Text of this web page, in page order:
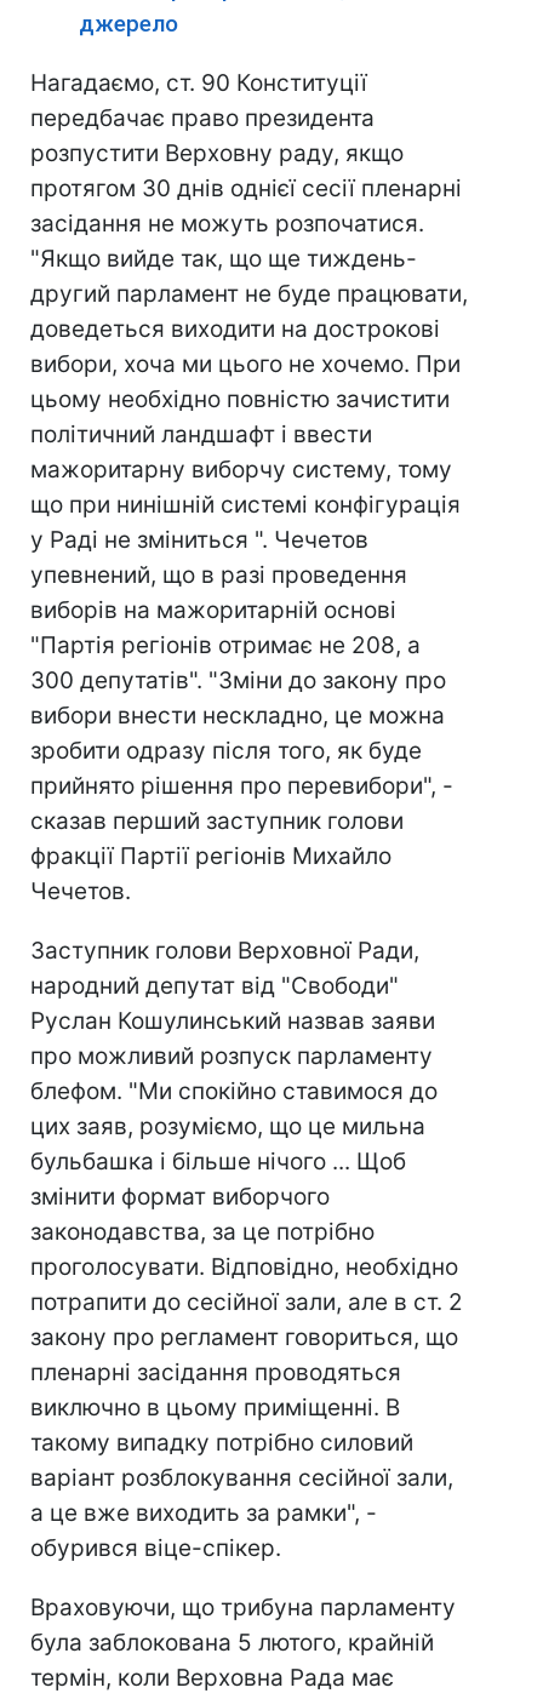
джерело
Нагадаємо, ст. 90 Конституції
передбачає право президента
розпустити Верховну раду, якщо
протягом 30 днів однієї сесії пленарні
засідання не можуть розпочатися.
"Якщо вийде так, що ще тиждень-
другий парламент не буде працювати,
доведеться виходити на дострокові
вибори, хоча ми цього не хочемо. При
цьому необхідно повністю зачистити
політичний ландшафт і ввести
мажоритарну виборчу систему, тому
що при нинішній системі конфігурація
у Раді не зміниться ". Чечетов
упевнений, що в разі проведення
виборів на мажоритарній основі
"Партія регіонів отримає не 208, а
300 депутатів". "Зміни до закону про
вибори внести нескладно, це можна
зробити одразу після того, як буде
прийнято рішення про перевибори", -
сказав перший заступник голови
фракції Партії регіонів Михайло
Чечетов.
Заступник голови Верховної Ради,
народний депутат від "Свободи"
Руслан Кошулинський назвав заяви
про можливий розпуск парламенту
блефом. "Ми спокійно ставимося до
цих заяв, розуміємо, що це мильна
бульбашка і більше нічого ... Щоб
змінити формат виборчого
законодавства, за це потрібно
проголосувати. Відповідно, необхідно
потрапити до сесійної зали, але в ст. 2
закону про регламент говориться, що
пленарні засідання проводяться
виключно в цьому приміщенні. В
такому випадку потрібно силовий
варіант розблокування сесійної зали,
а це вже виходить за рамки", -
обурився віце-спікер.
Враховуючи, що трибуна парламенту
була заблокована 5 лютого, крайній
термін, коли Верховна Рада має